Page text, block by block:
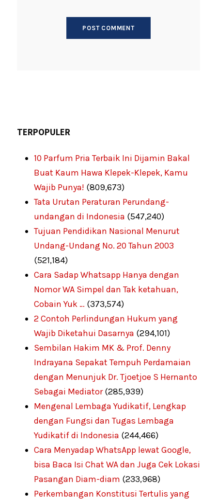
TERPOPULER
10 Parfum Pria Terbaik Ini Dijamin Bakal
Buat Kaum Hawa Klepek-Klepek, Kamu
Wajib Punya! (809,673)
Tata Urutan Peraturan Perundang-
undangan di Indonesia (547,240)
Tujuan Pendidikan Nasional Menurut
Undang-Undang No. 20 Tahun 2003
(521,184)
Cara Sadap Whatsapp Hanya dengan
Nomor WA Simpel dan Tak ketahuan,
Cobain Yuk … (373,574)
2 Contoh Perlindungan Hukum yang
Wajib Diketahui Dasarnya (294,101)
Sembilan Hakim MK & Prof. Denny
Indrayana Sepakat Tempuh Perdamaian
dengan Menunjuk Dr. Tjoetjoe S Hernanto
Sebagai Mediator (285,939)
Mengenal Lembaga Yudikatif, Lengkap
dengan Fungsi dan Tugas Lembaga
Yudikatif di Indonesia (244,466)
Cara Menyadap WhatsApp lewat Google,
bisa Baca Isi Chat WA dan Juga Cek Lokasi
Pasangan Diam-diam (233,968)
Perkembangan Konstitusi Tertulis yang